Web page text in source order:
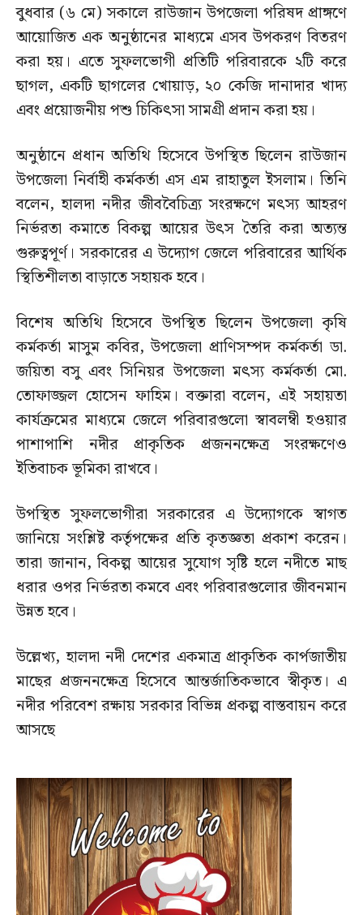
বুধবার (৬ মে) সকালে রাউজান উপজেলা পরিষদ প্রাঙ্গণে
আয়োজিত এক অনুষ্ঠানের মাধ্যমে এসব উপকরণ বিতরণ
করা হয়। এতে সুফলভোগী প্রতিটি পরিবারকে ২টি করে
ছাগল, একটি ছাগলের খোয়াড়, ২০ কেজি দানাদার খাদ্য
এবং প্রয়োজনীয় পশু চিকিৎসা সামগ্রী প্রদান করা হয়।
অনুষ্ঠানে প্রধান অতিথি হিসেবে উপস্থিত ছিলেন রাউজান
উপজেলা নির্বাহী কর্মকর্তা এস এম রাহাতুল ইসলাম। তিনি
বলেন, হালদা নদীর জীববৈচিত্র্য সংরক্ষণে মৎস্য আহরণ
নির্ভরতা কমাতে বিকল্প আয়ের উৎস তৈরি করা অত্যন্ত
গুরুত্বপূর্ণ। সরকারের এ উদ্যোগ জেলে পরিবারের আর্থিক
স্থিতিশীলতা বাড়াতে সহায়ক হবে।
বিশেষ অতিথি হিসেবে উপস্থিত ছিলেন উপজেলা কৃষি
কর্মকর্তা মাসুম কবির, উপজেলা প্রাণিসম্পদ কর্মকর্তা ডা.
জয়িতা বসু এবং সিনিয়র উপজেলা মৎস্য কর্মকর্তা মো.
তোফাজ্জল হোসেন ফাহিম। বক্তারা বলেন, এই সহায়তা
কার্যক্রমের মাধ্যমে জেলে পরিবারগুলো স্বাবলম্বী হওয়ার
পাশাপাশি নদীর প্রাকৃতিক প্রজননক্ষেত্র সংরক্ষণেও
ইতিবাচক ভূমিকা রাখবে।
উপস্থিত সুফলভোগীরা সরকারের এ উদ্যোগকে স্বাগত
জানিয়ে সংশ্লিষ্ট কর্তৃপক্ষের প্রতি কৃতজ্ঞতা প্রকাশ করেন।
তারা জানান, বিকল্প আয়ের সুযোগ সৃষ্টি হলে নদীতে মাছ
ধরার ওপর নির্ভরতা কমবে এবং পরিবারগুলোর জীবনমান
উন্নত হবে।
উল্লেখ্য, হালদা নদী দেশের একমাত্র প্রাকৃতিক কার্পজাতীয়
মাছের প্রজননক্ষেত্র হিসেবে আন্তর্জাতিকভাবে স্বীকৃত। এ
নদীর পরিবেশ রক্ষায় সরকার বিভিন্ন প্রকল্প বাস্তবায়ন করে
আসছে